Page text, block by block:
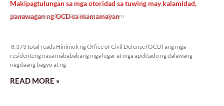
Makipagtulungan sa mga otoridad sa tuwing may kalamidad,
panawagan ng OCD sa mamamayan
Monday, August 10, 2026 9:26 am 9:26 am
8,373 total reads Hinimok ng Office of Civil Defense (OCD) ang mga
residenteng nasa mabababang mga lugar at mga apektado ng dalawang
nagdaang bagyo at ng
READ MORE »